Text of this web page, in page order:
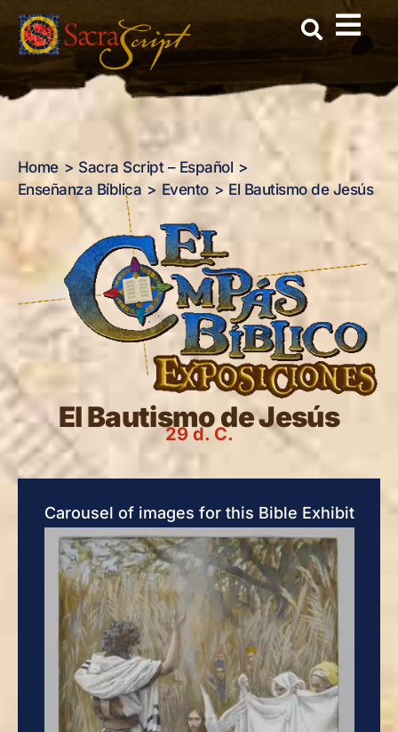
Skip
content
El Bautismo de Jesús
Home
Sacra Script – Español
Enseñanza Bíblica
Evento El Bautismo de Jesús
El Bautismo de Jesús
29 d. C.
Carousel of images for this Bible Exhibit